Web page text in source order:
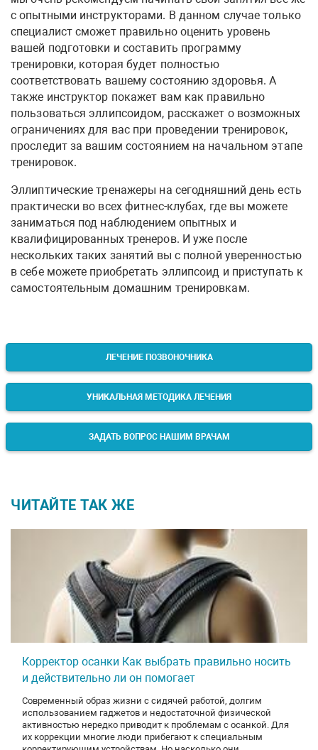
с опытными инструкторами. В данном случае только
специалист сможет правильно оценить уровень
вашей подготовки и составить программу
тренировки, которая будет полностью
соответствовать вашему состоянию здоровья. А
также инструктор покажет вам как правильно
пользоваться эллипсоидом, расскажет о возможных
ограничениях для вас при проведении тренировок,
проследит за вашим состоянием на начальном этапе
тренировок.
Эллиптические тренажеры на сегодняшний день есть
практически во всех фитнес-клубах, где вы можете
заниматься под наблюдением опытных и
квалифицированных тренеров. И уже после
нескольких таких занятий вы с полной уверенностью
в себе можете приобретать эллипсоид и приступать к
самостоятельным домашним тренировкам.
ЛЕЧЕНИЕ ПОЗВОНОЧНИКА
УНИКАЛЬНАЯ МЕТОДИКА ЛЕЧЕНИЯ
ЗАДАТЬ ВОПРОС НАШИМ ВРАЧАМ
ЧИТАЙТЕ ТАК ЖЕ
Корректор осанки Как выбрать правильно носить
и действительно ли он помогает
Современный образ жизни с сидячей работой, долгим
использованием гаджетов и недостаточной физической
активностью нередко приводит к проблемам с осанкой. Для
их коррекции многие люди прибегают к специальным